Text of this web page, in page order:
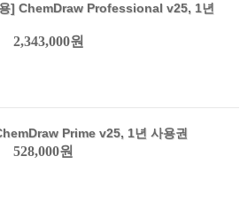
] ChemDraw Professional v25, 1년
2,343,000원
Prime v25, 1년 사용권
528,000원